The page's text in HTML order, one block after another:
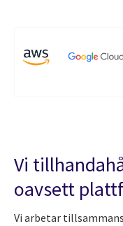
Vi
oavsett
Vi arbetar